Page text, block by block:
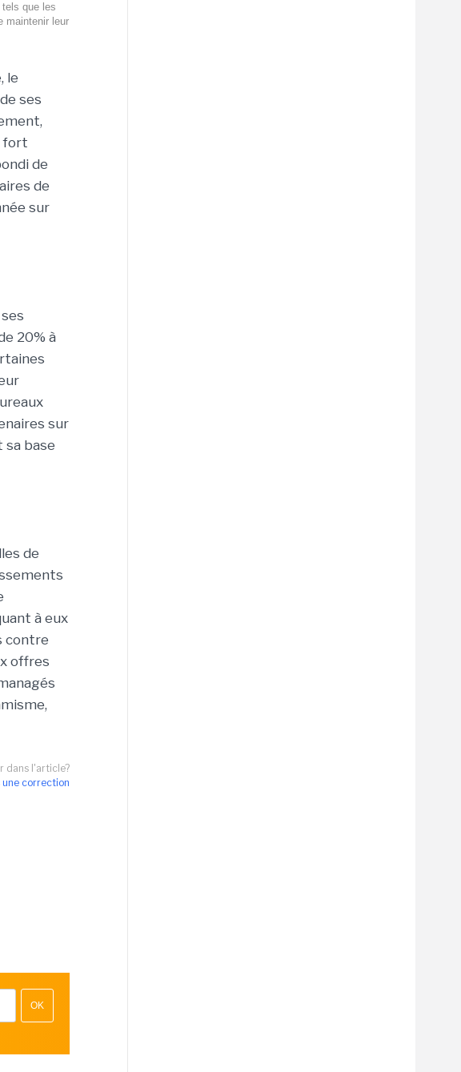
que les
maintenir leur
le
ses
fort
de
de
sur
20% à
sur
sa base
de
à eux
contre
offres
dans l'article?
une correction
OK